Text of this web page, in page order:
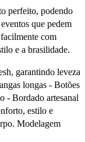
perfeito, podendo
que pedem
com
e a brasilidade.
garantindo leveza
longas - Botões
- Bordado artesanal
estilo e
Modelagem